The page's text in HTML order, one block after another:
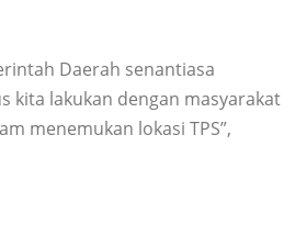
Daerah senantiasa
kita lakukan dengan masyarakat
menemukan lokasi TPS”,